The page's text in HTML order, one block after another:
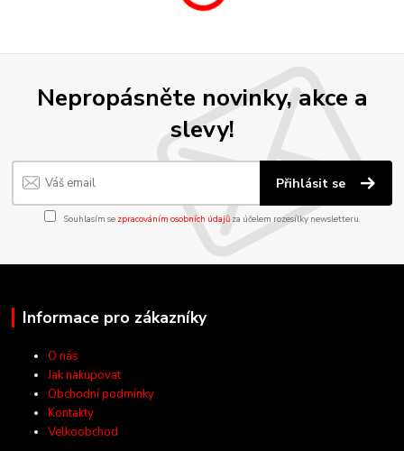
Nepropásněte novinky, akce a
slevy!
Přihlásit se
Souhlasím se zpracováním osobních údajůza účelem rozesílky newsletteru.
Informace pro zákazníky
O nás
Jak nakupovat
Obchodní podmínky
Kontakty
Velkoobchod